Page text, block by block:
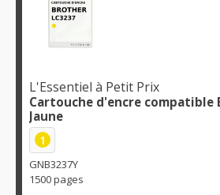
L'Essentiel à Petit Prix
Cartouche d'encre compatible
Jaune
1
GNB3237Y
1500 pages